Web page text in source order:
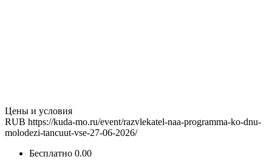
Цены и условия
RUB https://kuda-mo.ru/event/razvlekatel-naa-programma-ko-dnu-
molodezi-tancuut-vse-27-06-2026/
Бесплатно 0.00